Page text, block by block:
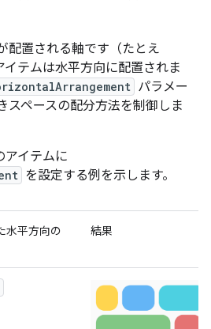
配置される軸です（たとえ
イテムは水平方向に配置されま
パラメー
スペースの配分方法を制御しま
アイテムに
を設定する例を示します。
水平方向の
結果